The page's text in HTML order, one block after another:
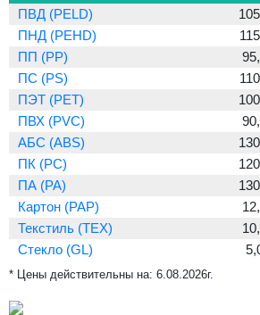
ПВД (PELD)
ПНД (PEHD)
ПП (PP)
ПС (PS)
ПЭТ (PET)
ПВХ (PVC)
АБС (ABS)
ПК (PC)
ПА (PA)
Картон (PAP)
Текстиль (TEX)
Стекло (GL)
* Цены действительны на: 6.08.2026г.